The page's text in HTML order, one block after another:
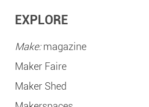
EXPLORE
Make:magazine
Maker Faire
Maker Shed